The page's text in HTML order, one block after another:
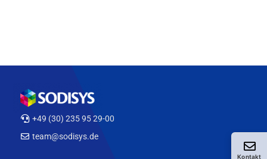
Kontakt
+49 (30) 235 95 29-00
team@sodisys.de